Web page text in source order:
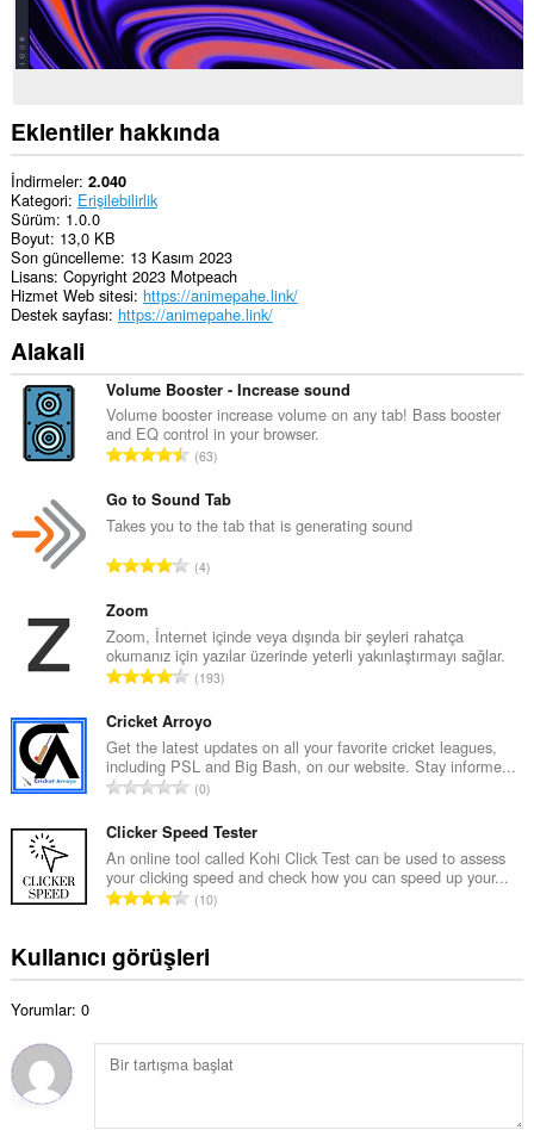
Eklentiler hakkında
İndirmeler 2.040
Kategori Erişilebilirlik
Sürüm 1.0.0
Boyut 13,0 KB
Son güncelleme 13 Kasım 2023
Lisans Copyright 2023 Motpeach
Hizmet Web sitesi https://animepahe.link/
Destek sayfası https://animepahe.link/
Alakali
Volume Booster - Increase sound
Volume booster increase volume on any tab! Bass booster
and EQ control in your browser.
T
p
l
m
s
a
y
ı
s
ı
:
63
Go to Sound Tab
Takes you to the tab that is generating sound
T
l
a
m
y
s
a
y
ı
s
ı
:
4
Zoom
Zoom, İnternet içinde veya dışında bir şeyleri rahatça
okumanız için yazılar üzerinde yeterli yakınlaştırmayı sağlar.
T
p
l
a
m
y
s
a
y
s
ı
193
Cricket Arroyo
Get the latest updates on all your favorite cricket leagues,
including PSL and Big Bash, on our website. Stay informe...
T
p
l
a
m
y
s
ı
s
0
Clicker Speed Tester
An online tool called Kohi Click Test can be used to assess
your clicking speed and check how you can speed up your...
T
l
o
y
10
Kullanıcı görüşleri
Yorumlar: 0